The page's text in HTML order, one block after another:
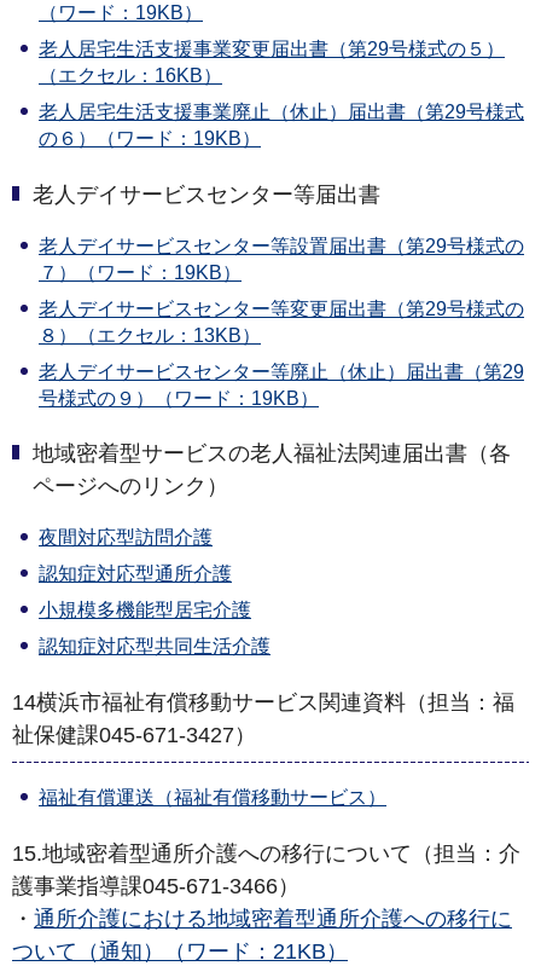
（ワード：19KB）
老人居宅生活支援事業変更届出書（第29号様式の５）
（エクセル：16KB）
老人居宅生活支援事業廃止（休止）届出書（第29号様式
の６）（ワード：19KB）
老人デイサービスセンター等届出書
老人デイサービスセンター等設置届出書（第29号様式の
７）（ワード：19KB）
老人デイサービスセンター等変更届出書（第29号様式の
８）（エクセル：13KB）
老人デイサービスセンター等廃止（休止）届出書（第29
号様式の９）（ワード：19KB）
地域密着型サービスの老人福祉法関連届出書（各
ページへのリンク）
夜間対応型訪問介護
認知症対応型通所介護
小規模多機能型居宅介護
認知症対応型共同生活介護
14横浜市福祉有償移動サービス関連資料（担当：福
祉保健課045-671-3427）
福祉有償運送（福祉有償移動サービス）
15.地域密着型通所介護への移行について（担当：介
護事業指導課045-671-3466）
・ 通所介護における地域密着型通所介護への移行に
ついて（通知）（ワード：21KB）